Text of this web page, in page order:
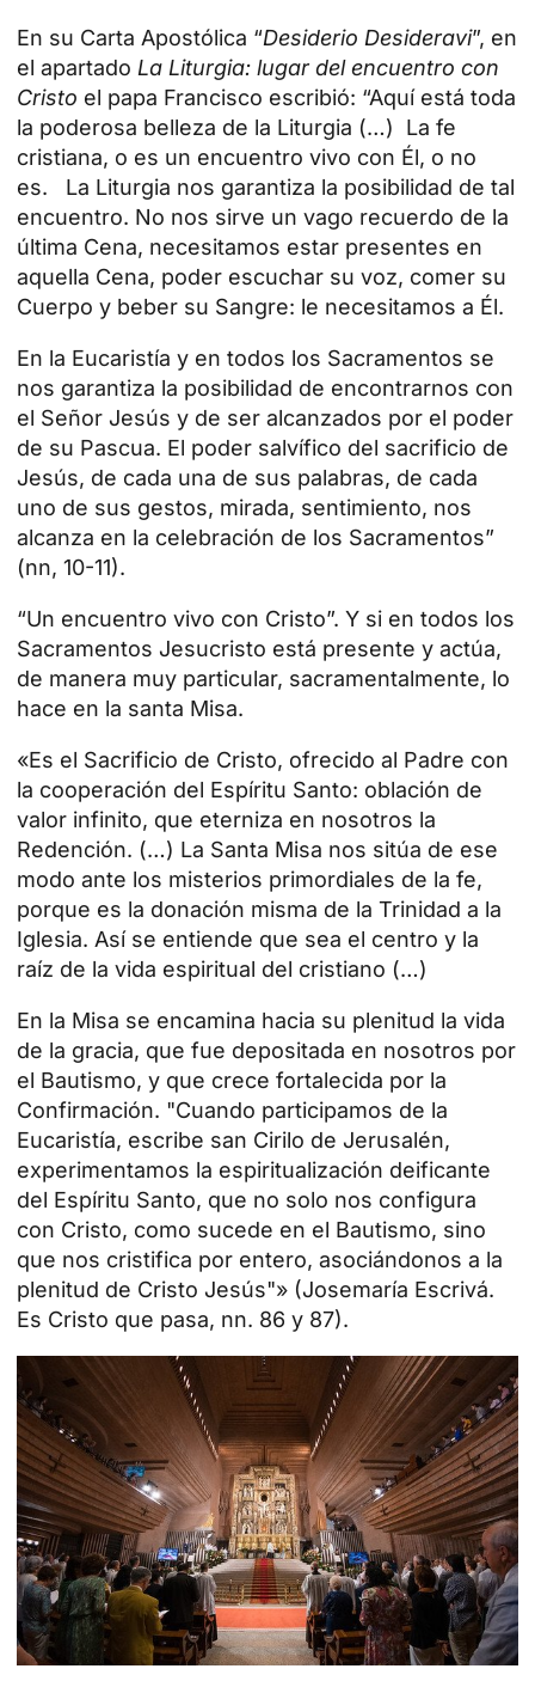
En su Carta Apostólica “Desiderio Desideravi”, en
el apartado La Liturgia: lugar del encuentro con
Cristo el papa Francisco escribió: “Aquí está toda
la poderosa belleza de la Liturgia (…) La fe
cristiana, o es un encuentro vivo con Él, o no
es. La Liturgia nos garantiza la posibilidad de tal
encuentro. No nos sirve un vago recuerdo de la
última Cena, necesitamos estar presentes en
aquella Cena, poder escuchar su voz, comer su
Cuerpo y beber su Sangre: le necesitamos a Él.
En la Eucaristía y en todos los Sacramentos se
nos garantiza la posibilidad de encontrarnos con
el Señor Jesús y de ser alcanzados por el poder
de su Pascua. El poder salvífico del sacrificio de
Jesús, de cada una de sus palabras, de cada
uno de sus gestos, mirada, sentimiento, nos
alcanza en la celebración de los Sacramentos”
(nn, 10-11).
“Un encuentro vivo con Cristo”. Y si en todos los
Sacramentos Jesucristo está presente y actúa,
de manera muy particular, sacramentalmente, lo
hace en la santa Misa.
«Es el Sacrificio de Cristo, ofrecido al Padre con
la cooperación del Espíritu Santo: oblación de
valor infinito, que eterniza en nosotros la
Redención. (…) La Santa Misa nos sitúa de ese
modo ante los misterios primordiales de la fe,
porque es la donación misma de la Trinidad a la
Iglesia. Así se entiende que sea el centro y la
raíz de la vida espiritual del cristiano (…)
En la Misa se encamina hacia su plenitud la vida
de la gracia, que fue depositada en nosotros por
el Bautismo, y que crece fortalecida por la
Confirmación. "Cuando participamos de la
Eucaristía, escribe san Cirilo de Jerusalén,
experimentamos la espiritualización deificante
del Espíritu Santo, que no solo nos configura
con Cristo, como sucede en el Bautismo, sino
que nos cristifica por entero, asociándonos a la
plenitud de Cristo Jesús"» (Josemaría Escrivá.
Es Cristo que pasa, nn. 86 y 87).